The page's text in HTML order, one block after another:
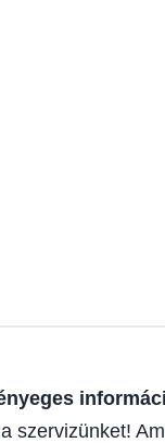
szervizünket!